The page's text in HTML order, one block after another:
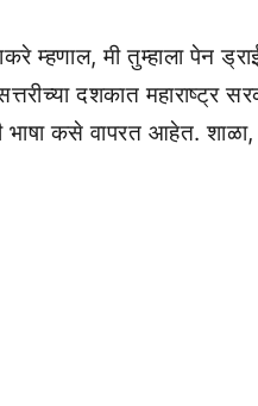
म्हणाल, मी तुम्हाला पेन
दशकात महाराष्ट्र
भाषा कसे वापरत आहेत.